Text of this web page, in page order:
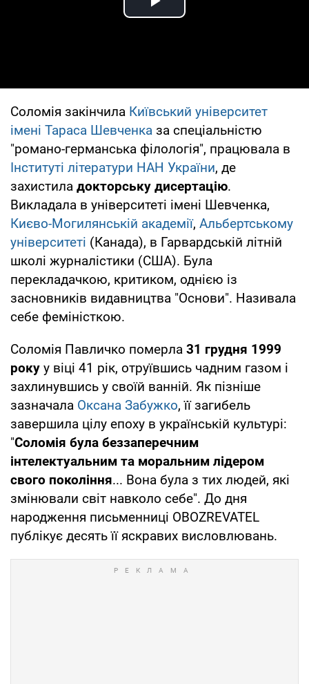
Play Video
Соломія закінчила Київський університет
імені Тараса Шевченка за спеціальністю
"романо-германська філологія", працювала в
Інституті літератури НАН України, де
захистила докторську дисертацію.
Викладала в університеті імені Шевченка,
Києво-Могилянській академії, Альбертському
університеті (Канада), в Гарвардській літній
школі журналістики (США). Була
перекладачкою, критиком, однією із
засновників видавництва "Основи". Називала
себе феміністкою.
Соломія Павличко померла 31 грудня 1999
року у віці 41 рік, отруївшись чадним газом і
захлинувшись у своїй ванній. Як пізніше
зазначала Оксана Забужко, її загибель
завершила цілу епоху в українській культурі:
"Соломія була беззаперечним
інтелектуальним та моральним лідером
свого покоління... Вона була з тих людей, які
змінювали світ навколо себе". До дня
народження письменниці OBOZREVATEL
публікує десять її яскравих висловлювань.